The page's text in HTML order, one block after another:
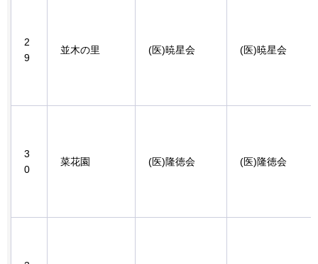
2
9
並木の里 (医)暁星会 (医)暁星会
3
0
菜花園 (医)隆徳会 (医)隆徳会